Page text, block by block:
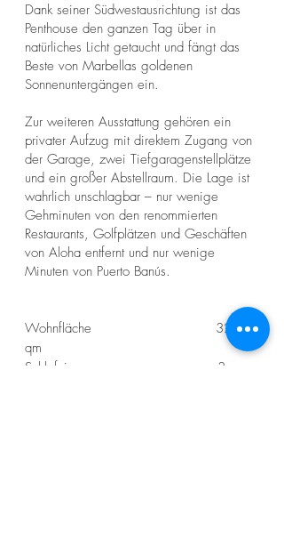
Dank seiner Südwestausrichtung ist das
Penthouse den ganzen Tag über in
natürliches Licht getaucht und fängt das
Beste von Marbellas goldenen
Sonnenuntergängen ein.
Zur weiteren Ausstattung gehören ein
privater Aufzug mit direktem Zugang von
der Garage, zwei Tiefgaragenstellplätze
und ein großer Abstellraum. Die Lage ist
wahrlich unschlagbar – nur wenige
Gehminuten von den renommierten
Restaurants, Golfplätzen und Geschäften
von Aloha entfernt und nur wenige
Minuten von Puerto Banús.
Wohnfläche 320
qm
Schlafzimmer 3